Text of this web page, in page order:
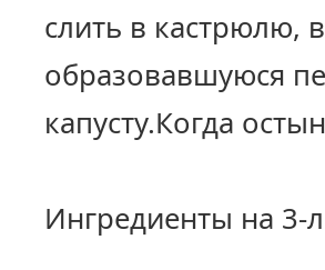
слить в кастрюлю,
образовавшуюся
капусту.Когда
Ингредиенты на 3-